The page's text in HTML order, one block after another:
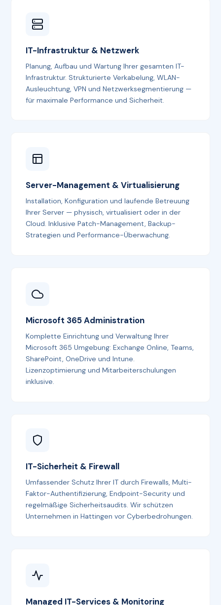
IT-Infrastruktur & Netzwerk
Planung, Aufbau und Wartung Ihrer gesamten IT-
Infrastruktur. Strukturierte Verkabelung, WLAN-
Ausleuchtung, VPN und Netzwerksegmentierung —
für maximale Performance und Sicherheit.
Server-Management & Virtualisierung
Installation, Konfiguration und laufende Betreuung
Ihrer Server — physisch, virtualisiert oder in der
Cloud. Inklusive Patch-Management, Backup-
Strategien und Performance-Überwachung.
Microsoft 365 Administration
Komplette Einrichtung und Verwaltung Ihrer
Microsoft 365 Umgebung: Exchange Online, Teams,
SharePoint, OneDrive und Intune.
Lizenzoptimierung und Mitarbeiterschulungen
inklusive.
IT-Sicherheit & Firewall
Umfassender Schutz Ihrer IT durch Firewalls, Multi-
Faktor-Authentifizierung, Endpoint-Security und
regelmäßige Sicherheitsaudits. Wir schützen
Unternehmen in Hattingen vor Cyberbedrohungen.
Managed IT-Services & Monitoring